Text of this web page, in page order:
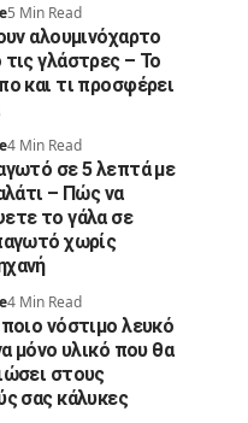
5 Min Read
αλουμινόχαρτο
γλάστρες – Το
και τι προσφέρει
4 Min Read
σε 5 λεπτά με
– Πώς να
το γάλα σε
χωρίς
4 Min Read
νόστιμο λευκό
μόνο υλικό που θα
στους
σας κάλυκες